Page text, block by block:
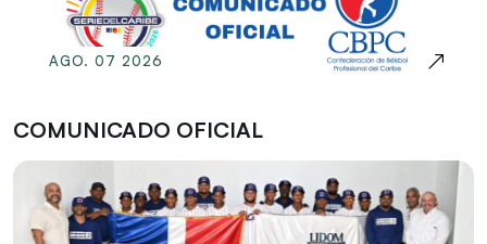
AGO. 07 2026
COMUNICADO OFICIAL